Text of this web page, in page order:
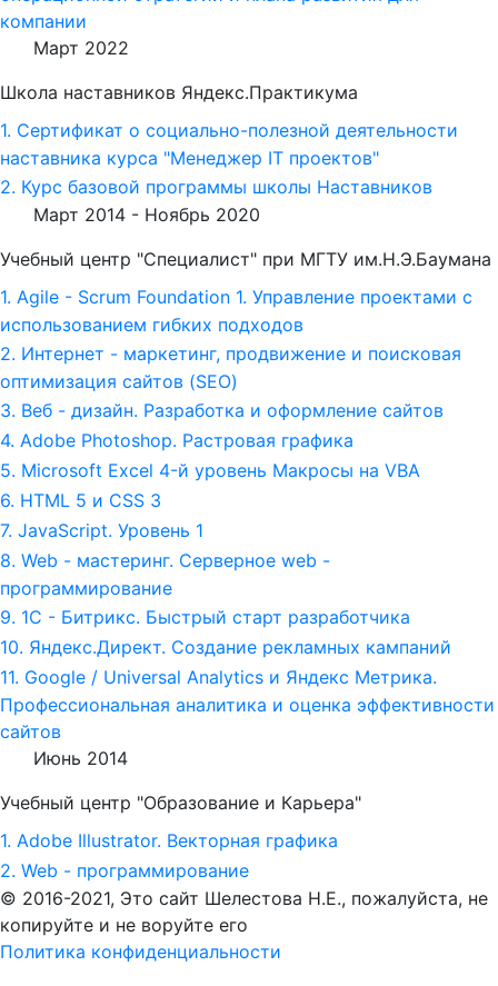
компании
Март 2022
Школа наставников Яндекс.Практикума
1. Сертификат о социально-полезной деятельности
наставника курса "Менеджер IT проектов"
2. Курс базовой программы школы Наставников
Март 2014 - Ноябрь 2020
Учебный центр "Специалист" при МГТУ им.Н.Э.Баумана
1. Agile - Scrum Foundation 1. Управление проектами с
использованием гибких подходов
2. Интернет - маркетинг, продвижение и поисковая
оптимизация сайтов (SEO)
3. Веб - дизайн. Разработка и оформление сайтов
4. Adobe Photoshop. Растровая графика
5. Microsoft Excel 4-й уровень Макросы на VBA
6. HTML 5 и СSS 3
7. JavaScript. Уровень 1
8. Web - мастеринг. Серверное web -
программирование
9. 1С - Битрикс. Быстрый старт разработчика
10. Яндекс.Директ. Создание рекламных кампаний
11. Google / Universal Analytics и Яндекс Метрика.
Профессиональная аналитика и оценка эффективности
сайтов
Июнь 2014
Учебный центр "Образование и Карьера"
1. Adobe Illustrator. Векторная графика
2. Web - программирование
© 2016-2021, Это сайт Шелестова Н.Е., пожалуйста, не
копируйте и не воруйте его
Политика конфиденциальности